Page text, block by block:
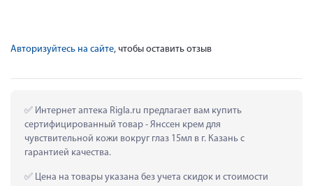
Авторизуйтесь на сайте, чтобы оставить отзыв
Интернет аптека Rigla.ru предлагает вам купить
сертифицированный товар - Янссен крем для
чувствительной кожи вокруг глаз 15мл в г. Казань с
гарантией качества.
Цена на товары указана без учета скидок и стоимости